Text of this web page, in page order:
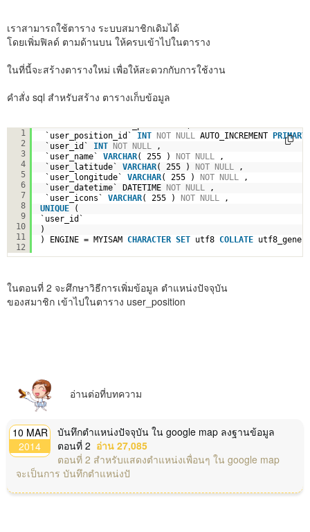
เราสามารถใช้ตาราง ระบบสมาชิกเดิมได้
โดยเพิ่มฟิลด์ ตามด้านบน ให้ครบเข้าไปในตาราง
ในที่นี้จะสร้างตารางใหม่ เพื่อให้สะดวกกับการใช้งาน
คำสั่ง sql สำหรับสร้าง ตารางเก็บข้อมูล
1
2
3
4
5
6
7
8
9
10
11
12
`user_position_id` INT NOT NULL AUTO_INCREMENT PRIMARY
`user_id` INT NOT NULL
,
`user_name` VARCHAR( 255 ) NOT NULL
,
`user_latitude` VARCHAR( 255 ) NOT NULL
,
`user_longitude` VARCHAR( 255 ) NOT NULL
,
`user_datetime` DATETIME NOT NULL
,
`user_icons` VARCHAR( 255 ) NOT NULL
,
UNIQUE
(
`user_id`
)
) ENGINE = MYISAM CHARACTER SET utf8 COLLATE
ในตอนที่ 2 จะศึกษาวิธีการเพิ่มข้อมูล ตำแหน่งปัจจุบัน
ของสมาชิก เข้าไปในตาราง user_position
อ่านต่อที่บทความ
10 MAR
2014
บันทึกตำแหน่งปัจจุบัน ใน google map ลงฐานข้อมูล
ตอนที่ 2 อ่าน 27,085
ตอนที่ 2 สำหรับแสดงตำแหน่งเพื่อนๆ ใน google map
จะเป็นการ บันทึกตำแหน่งปั